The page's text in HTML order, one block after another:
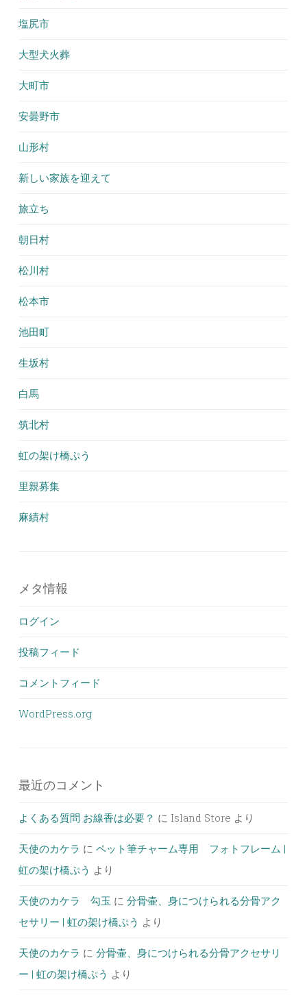
塩尻市
大型犬火葬
大町市
安曇野市
山形村
新しい家族を迎えて
旅立ち
朝日村
松川村
松本市
池田町
生坂村
白馬
筑北村
虹の架け橋ぷう
里親募集
麻績村
メタ情報
ログイン
投稿フィード
コメントフィード
WordPress.org
最近のコメント
よくある質問 お線香は必要？ に Island Store より
天使のカケラ に ペット筆チャーム専用 フォトフレーム |
虹の架け橋ぷう より
天使のカケラ 勾玉 に 分骨壷、身につけられる分骨アク
セサリー | 虹の架け橋ぷう より
天使のカケラ に 分骨壷、身につけられる分骨アクセサリ
ー | 虹の架け橋ぷう より